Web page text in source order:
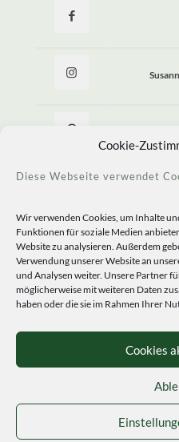
Cookie-
Diese Webseite verwendet
Wir verwenden Cookies, um Inhalte
Funktionen für soziale Medien
Website zu analysieren. Außerdem
Verwendung unserer Website an
und Analysen weiter. Unsere Partner
möglicherweise mit weiteren Daten
haben oder die sie im Rahmen Ihrer
Cookies